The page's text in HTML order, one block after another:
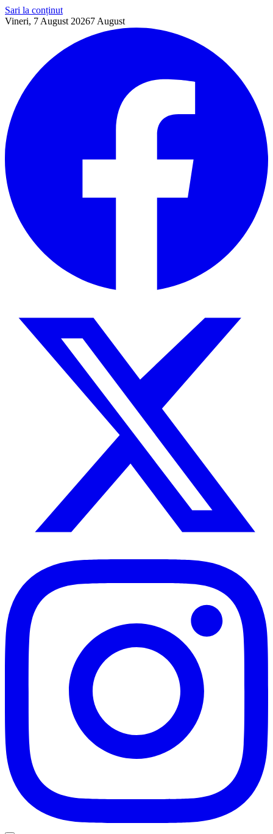
Sari la conținut
Vineri, 7 August 20267 August